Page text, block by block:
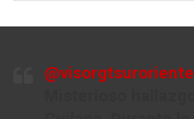
@visorgtsuroriente